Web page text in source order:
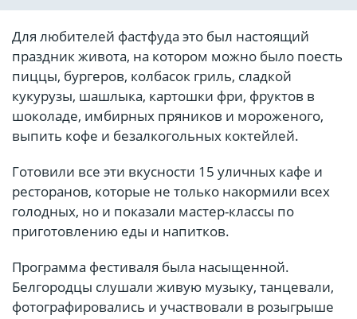
Для любителей фастфуда это был настоящий
праздник живота, на котором можно было поесть
пиццы, бургеров, колбасок гриль, сладкой
кукурузы, шашлыка, картошки фри, фруктов в
шоколаде, имбирных пряников и мороженого,
выпить кофе и безалкогольных коктейлей.
Готовили все эти вкусности 15 уличных кафе и
ресторанов, которые не только накормили всех
голодных, но и показали мастер-классы по
приготовлению еды и напитков.
Программа фестиваля была насыщенной.
Белгородцы слушали живую музыку, танцевали,
фотографировались и участвовали в розыгрыше